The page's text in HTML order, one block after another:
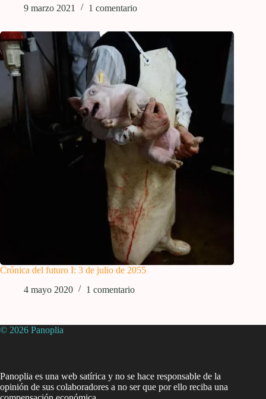
9 marzo 2021
1 comentario
Crónica del futuro I: 3 de julio de 2055
4 mayo 2020
1 comentario
© 2026 Panoplia
Panoplia es una web satírica y no se hace responsable de la
opinión de sus colaboradores a no ser que por ello reciba una